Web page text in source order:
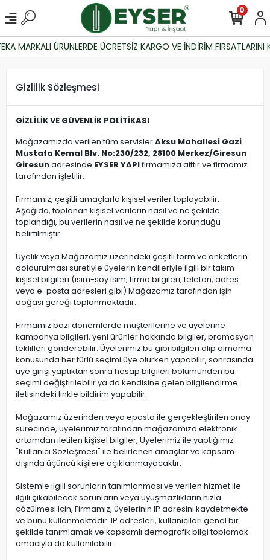
MARKALI ÜRÜNLERDE ÜCRETSİZ KARGO VE İNDİRİM FIRSATLARINI
0
Gizlilik Sözleşmesi
GİZLİLİK VE GÜVENLİK POLİTİKASI
Mağazamızda verilen tüm servislerAksu Mahallesi Gazi
Mustafa Kemal Blv. No:230/232, 28100 Merkez/Giresun
Giresunadresinde EYSER YAPIfirmamıza aittir ve firmamız
tarafından işletilir.
Firmamız, çeşitli amaçlarla kişisel veriler toplayabilir.
Aşağıda, toplanan kişisel verilerin nasıl ve ne şekilde
toplandığı, bu verilerin nasıl ve ne şekilde korunduğu
belirtilmiştir.
Üyelik veya Mağazamız üzerindeki çeşitli form ve anketlerin
doldurulması suretiyle üyelerin kendileriyle ilgili bir takım
kişisel bilgileri (isim-soy isim, firma bilgileri, telefon, adres
veya e-posta adresleri gibi) Mağazamız tarafından işin
doğası gereği toplanmaktadır.
Firmamız bazı dönemlerde müşterilerine ve üyelerine
kampanya bilgileri, yeni ürünler hakkında bilgiler, promosyon
teklifleri gönderebilir. Üyelerimiz bu gibi bilgileri alıp almama
konusunda her türlü seçimi üye olurken yapabilir, sonrasında
üye girişi yaptıktan sonra hesap bilgileri bölümünden bu
seçimi değiştirilebilir ya da kendisine gelen bilgilendirme
iletisindeki linkle bildirim yapabilir.
Mağazamız üzerinden veya eposta ile gerçekleştirilen onay
sürecinde, üyelerimiz tarafından mağazamıza elektronik
ortamdan iletilen kişisel bilgiler, Üyelerimiz ile yaptığımız
"Kullanıcı Sözleşmesi" ile belirlenen amaçlar ve kapsam
dışında üçüncü kişilere açıklanmayacaktır.
Sistemle ilgili sorunların tanımlanması ve verilen hizmet ile
ilgili çıkabilecek sorunların veya uyuşmazlıkların hızla
çözülmesi için, Firmamız, üyelerinin IP adresini kaydetmekte
ve bunu kullanmaktadır. IP adresleri, kullanıcıları genel bir
şekilde tanımlamak ve kapsamlı demografik bilgi toplamak
amacıyla da kullanılabilir.